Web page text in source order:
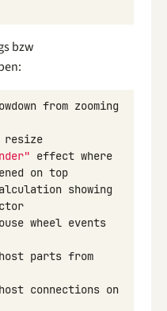
bzw
from zooming
resize
effect where
on top
showing
wheel events
parts from
connections on